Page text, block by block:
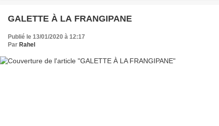
GALETTE À LA FRANGIPANE
Publié le 13/01/2020 à 12:17
Par Rahel